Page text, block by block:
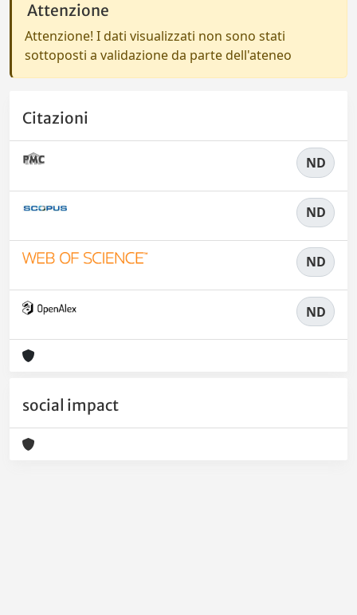
Attenzione
Attenzione! I dati visualizzati non sono stati
sottoposti a validazione da parte dell'ateneo
Citazioni
ND
ND
ND
ND
social impact